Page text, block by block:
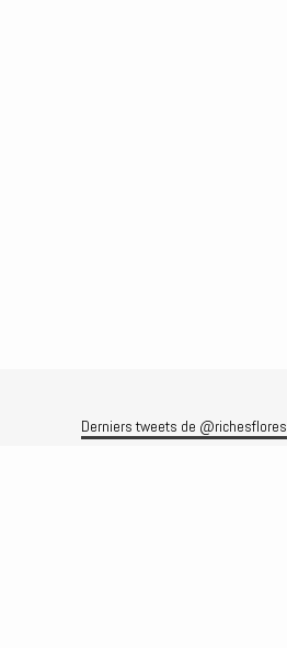
Derniers tweets de @richesflores